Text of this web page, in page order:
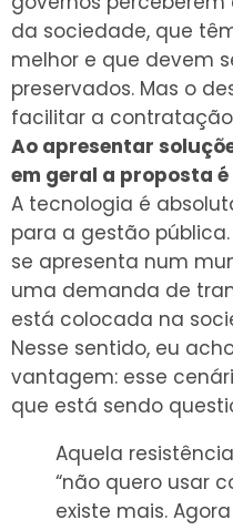
da sociedade, que
melhor e que devem
preservados. Mas o
facilitar a
Ao apresentar
em geral a proposta é
A tecnologia é
para a gestão
se apresenta num
uma demanda de
está colocada na
Nesse sentido, eu
vantagem: esse
que está sendo
Aquela
“não quero usar
existe mais.